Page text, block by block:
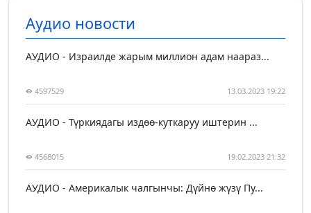
Аудио новости
АУДИО - Израилде жарым миллион адам наараз...
4597529 13.03.2023 19:22
АУДИО - Түркиядагы издөө-куткаруу иштерин ...
4568015 19.02.2023 21:32
АУДИО - Америкалык чалгынчы: Дүйнө жүзү Пу...